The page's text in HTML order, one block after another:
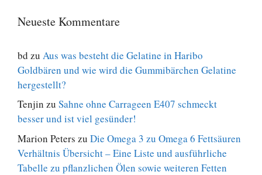
Neueste Kommentare
bd zu Aus was besteht die Gelatine in Haribo
Goldbären und wie wird die Gummibärchen Gelatine
hergestellt?
Tenjin zu Sahne ohne Carrageen E407 schmeckt
besser und ist viel gesünder!
Marion Peters zu Die Omega 3 zu Omega 6 Fettsäuren
Verhältnis Übersicht – Eine Liste und ausführliche
Tabelle zu pflanzlichen Ölen sowie weiteren Fetten